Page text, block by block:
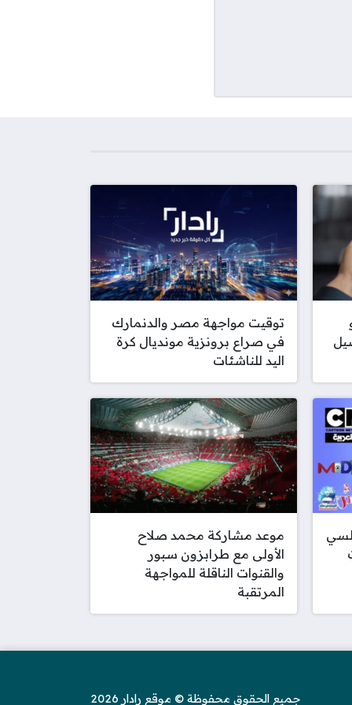
توقيت مواجهة مصر والدنمارك
في صراع برونزية مونديال كرة
اليد للناشئات
موعد مشاركة محمد صلاح
الأولى مع طرابزون سبور
والقنوات الناقلة للمواجهة
المرتقبة
جميع الحقوق محفوظة © موقع رادار 2026